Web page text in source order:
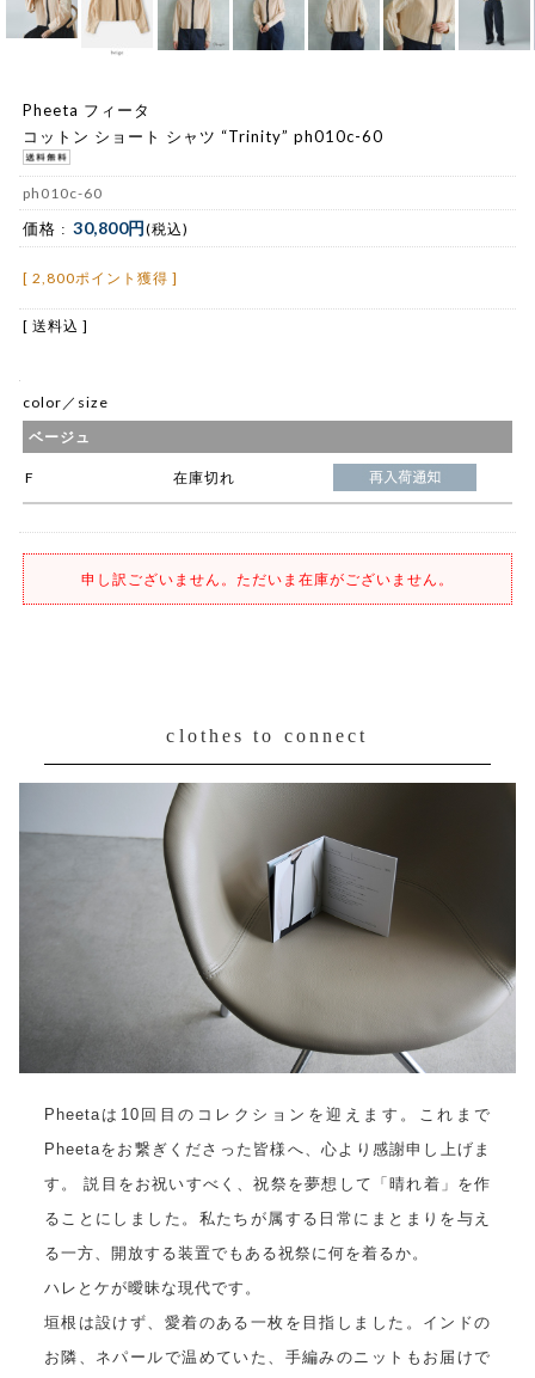
Pheeta フィータ
コットン ショート シャツ “Trinity” ph010c-60
ph010c-60
価格 : 30,800円(税込)
[ 2,800ポイント獲得 ]
[ 送料込 ]
color／size
ベージュ
F 在庫切れ
申し訳ございません。ただいま在庫がございません。
clothes to connect
Pheetaは10回目のコレクションを迎えます。これまで
Pheetaをお繋ぎくださった皆様へ、心より感謝申し上げま
す。 説目をお祝いすべく、祝祭を夢想して「晴れ着」を作
ることにしました。私たちが属する日常にまとまりを与え
る一方、開放する装置でもある祝祭に何を着るか。
ハレとケが曖昧な現代です。
垣根は設けず、愛着のある一枚を目指しました。インドの
お隣、ネパールで温めていた、手編みのニットもお届けで